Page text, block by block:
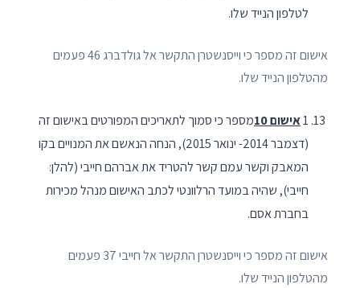
לטלפון הנייד שלו.
אישום זה מספר כי וייסנשטרן התקשר אל גולדברג 46 פעמים
מהטלפון הנייד שלו.
1אישום 10
מספר כי סמוך לתאריכים המפורטים באישום זה
(דצמבר 2014- ינואר 2015), הנחה הנאשם את המנויים בקו
המאבק וקשר עמם קשר להטריד את אברהם חייבי (להלן:
חייבי), שהיה במועד הרלוונטי לכתב האישום מנהל מכירות
בחברת אסם.
אישום זה מספר כי וייסנשטרן התקשר אל חייבי 37 פעמים
מהטלפון הנייד שלו.